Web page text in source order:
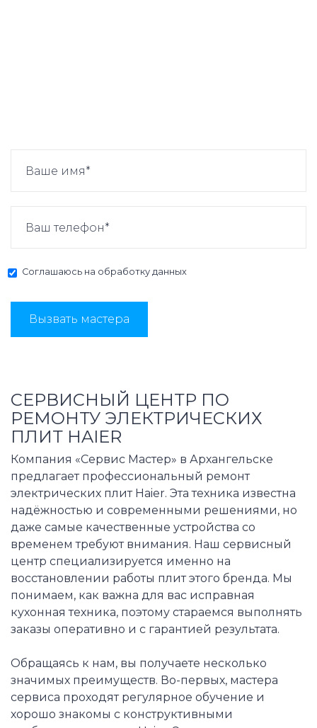
Соглашаюсь на обработку данных
Вызвать мастера
СЕРВИСНЫЙ ЦЕНТР ПО
РЕМОНТУ ЭЛЕКТРИЧЕСКИХ
ПЛИТ HAIER
Компания «Сервис Мастер» в Архангельске
предлагает профессиональный ремонт
электрических плит Haier. Эта техника известна
надёжностью и современными решениями, но
даже самые качественные устройства со
временем требуют внимания. Наш сервисный
центр специализируется именно на
восстановлении работы плит этого бренда. Мы
понимаем, как важна для вас исправная
кухонная техника, поэтому стараемся выполнять
заказы оперативно и с гарантией результата.
Обращаясь к нам, вы получаете несколько
значимых преимуществ. Во-первых, мастера
сервиса проходят регулярное обучение и
хорошо знакомы с конструктивными